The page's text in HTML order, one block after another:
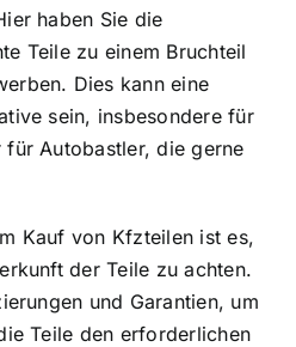
haben Sie die
Teile zu einem Bruchteil
Dies kann eine
sein, insbesondere für
Autobastler, die gerne
Kauf von Kfzteilen ist es,
der Teile zu achten.
und Garantien, um
Teile den erforderlichen